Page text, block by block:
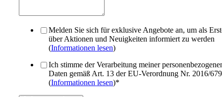
Melden Sie sich für exklusive Angebote an, um als
über Aktionen und Neuigkeiten informiert zu werden
(Informationen lesen)
Ich stimme der Verarbeitung meiner
Daten gemäß Art. 13 der EU-Verordnung Nr. 2016/679
(Informationen lesen)*